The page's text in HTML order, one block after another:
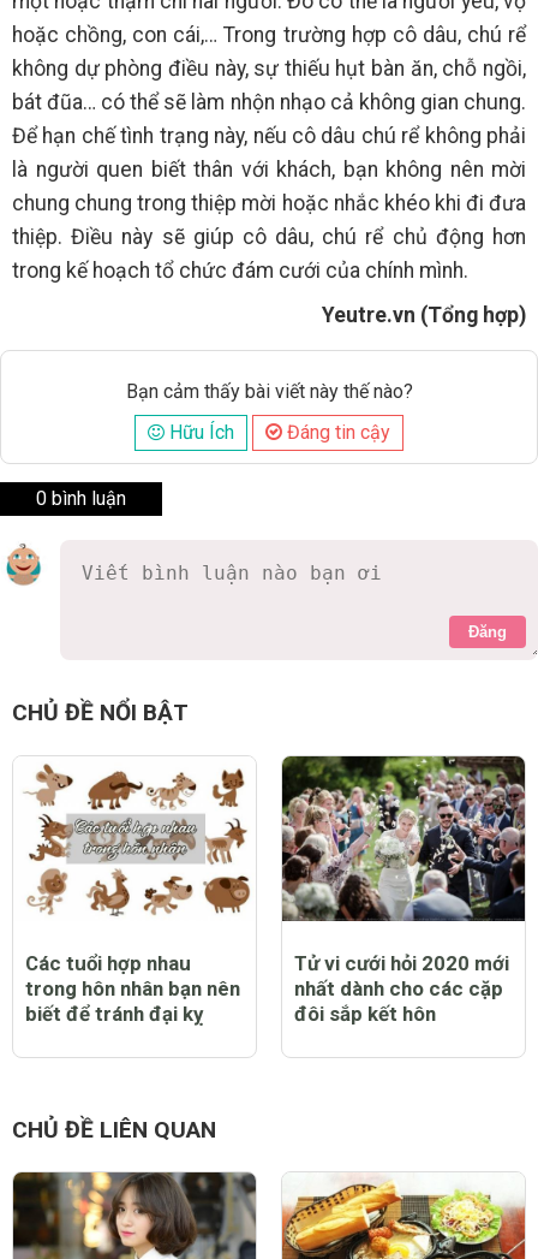
hoặc chồng, con cái,… Trong trường hợp cô dâu, chú rể
không dự phòng điều này, sự thiếu hụt bàn ăn, chỗ ngồi,
bát đũa… có thể sẽ làm nhộn nhạo cả không gian chung.
Để hạn chế tình trạng này, nếu cô dâu chú rể không phải
là người quen biết thân với khách, bạn không nên mời
chung chung trong thiệp mời hoặc nhắc khéo khi đi đưa
thiệp. Điều này sẽ giúp cô dâu, chú rể chủ động hơn
trong kế hoạch tổ chức đám cưới của chính mình.
Yeutre.vn (Tổng hợp)
Bạn cảm thấy bài viết này thế nào?
Hữu Ích
Đáng tin cậy
0 bình luận
Đăng
CHỦ ĐỀ NỔI BẬT
Các tuổi hợp nhau
trong hôn nhân bạn nên
biết để tránh đại kỵ
Tử vi cưới hỏi 2020 mới
nhất dành cho các cặp
đôi sắp kết hôn
CHỦ ĐỀ LIÊN QUAN